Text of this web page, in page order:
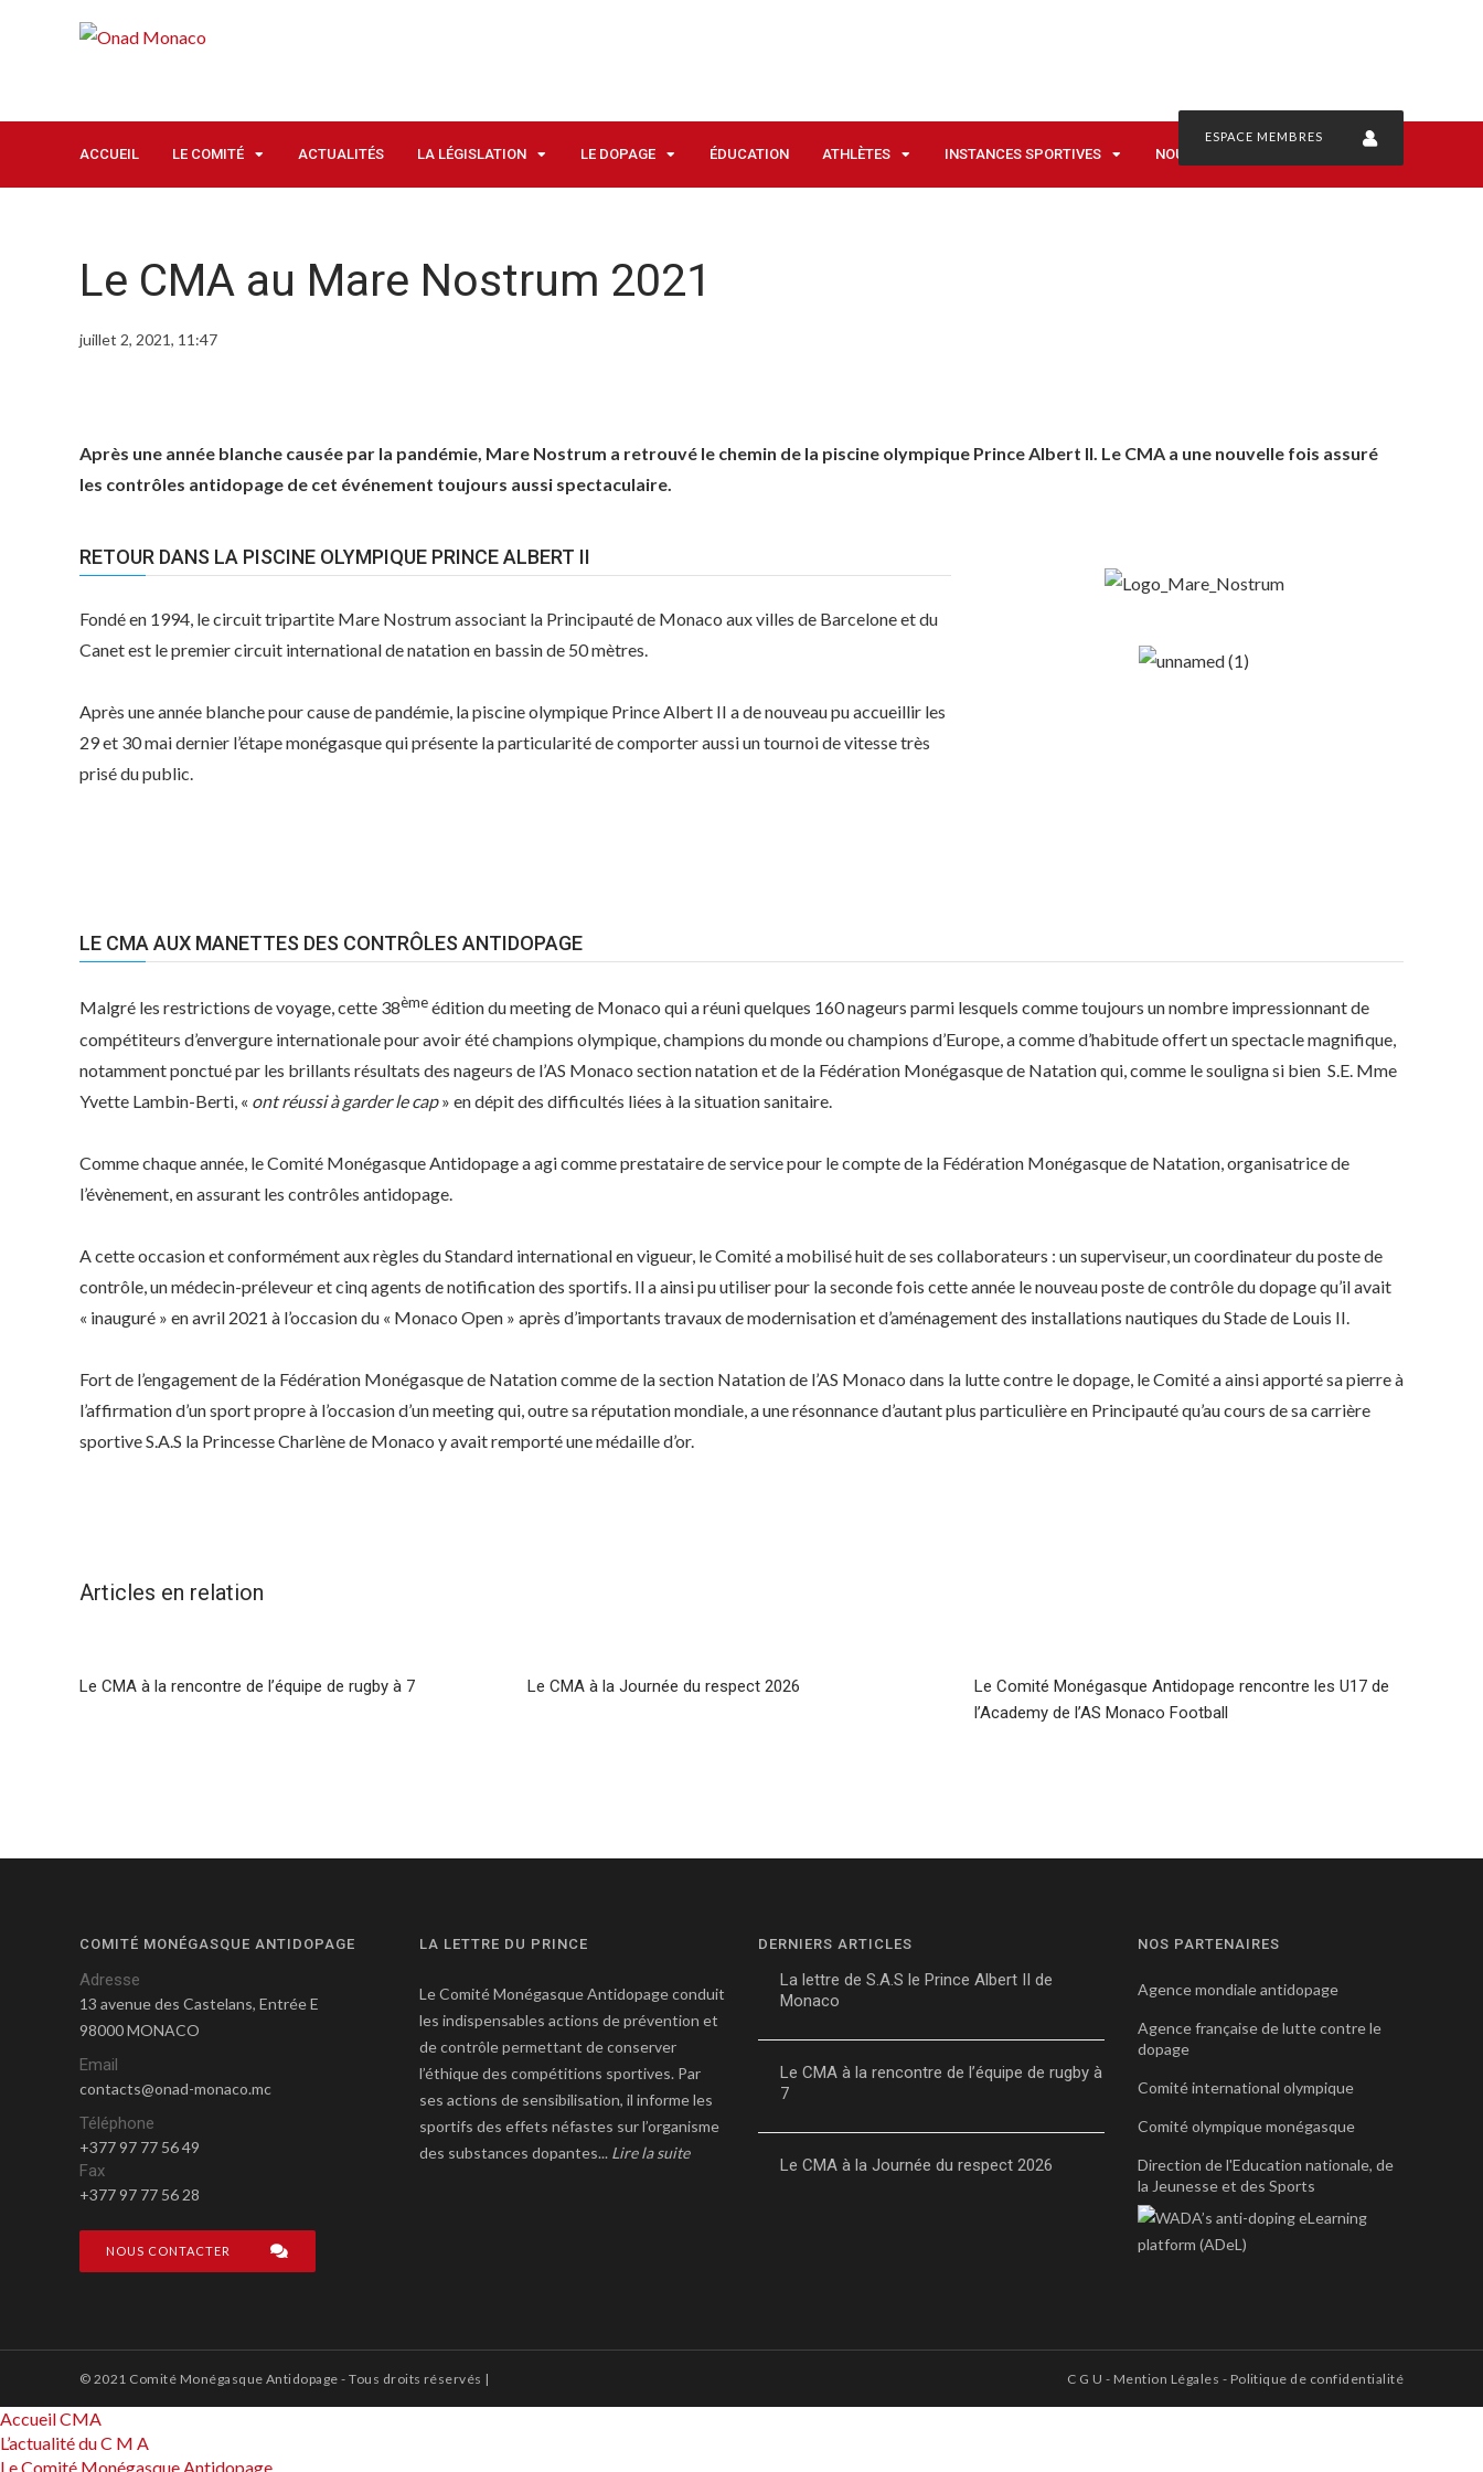
ESPACE MEMBRES
ACCUEIL LE COMITÉ ACTUALITÉS LA LÉGISLATION LE DOPAGE ÉDUCATION ATHLÈTES INSTANCES SPORTIVES NOUS CONTACTER
Le CMA au Mare Nostrum 2021
juillet 2, 2021, 11:47
Après une année blanche causée par la pandémie, Mare Nostrum a retrouvé le chemin de la piscine olympique Prince Albert II. Le CMA a une nouvelle fois assuré
les contrôles antidopage de cet événement toujours aussi spectaculaire.
RETOUR DANS LA PISCINE OLYMPIQUE PRINCE ALBERT II
Fondé en 1994, le circuit tripartite Mare Nostrum associant la Principauté de Monaco aux villes de Barcelone et du
Canet est le premier circuit international de natation en bassin de 50 mètres.
Après une année blanche pour cause de pandémie, la piscine olympique Prince Albert II a de nouveau pu accueillir les
29 et 30 mai dernier l’étape monégasque qui présente la particularité de comporter aussi un tournoi de vitesse très
prisé du public.
LE CMA AUX MANETTES DES CONTRÔLES ANTIDOPAGE
Malgré les restrictions de voyage, cette 38èmeédition du meeting de Monaco qui a réuni quelques 160 nageurs parmi lesquels comme toujours un nombre impressionnant de
compétiteurs d’envergure internationale pour avoir été champions olympique, champions du monde ou champions d’Europe, a comme d’habitude offert un spectacle magnifique,
notamment ponctué par les brillants résultats des nageurs de l’AS Monaco section natation et de la Fédération Monégasque de Natation qui, comme le souligna si bien S.E. Mme
Yvette Lambin-Berti, « ont réussi à garder le cap» en dépit des difficultés liées à la situation sanitaire.
Comme chaque année, le Comité Monégasque Antidopage a agi comme prestataire de service pour le compte de la Fédération Monégasque de Natation, organisatrice de
l’évènement, en assurant les contrôles antidopage.
A cette occasion et conformément aux règles du Standard international en vigueur, le Comité a mobilisé huit de ses collaborateurs : un superviseur, un coordinateur du poste de
contrôle, un médecin-préleveur et cinq agents de notification des sportifs. Il a ainsi pu utiliser pour la seconde fois cette année le nouveau poste de contrôle du dopage qu’il avait
« inauguré » en avril 2021 à l’occasion du « Monaco Open » après d’importants travaux de modernisation et d’aménagement des installations nautiques du Stade de Louis II.
Fort de l’engagement de la Fédération Monégasque de Natation comme de la section Natation de l’AS Monaco dans la lutte contre le dopage, le Comité a ainsi apporté sa pierre à
l’affirmation d’un sport propre à l’occasion d’un meeting qui, outre sa réputation mondiale, a une résonnance d’autant plus particulière en Principauté qu’au cours de sa carrière
sportive S.A.S la Princesse Charlène de Monaco y avait remporté une médaille d’or.
Articles en relation
Le CMA à la rencontre de l’équipe de rugby à 7 Le CMA à la Journée du respect 2026
Le Comité Monégasque Antidopage rencontre les U17 de
l’Academy de l’AS Monaco Football
COMITÉ MONÉGASQUE ANTIDOPAGE
Adresse
13 avenue des Castelans, Entrée E
98000 MONACO
Email
contacts@onad-monaco.mc
Téléphone
+377 97 77 56 49
Fax
+377 97 77 56 28
NOUS CONTACTER
LA LETTRE DU PRINCE
Le Comité Monégasque Antidopage conduit
les indispensables actions de prévention et
de contrôle permettant de conserver
l’éthique des compétitions sportives. Par
ses actions de sensibilisation, il informe les
sportifs des effets néfastes sur l’organisme
des substances dopantes... Lire la suite
DERNIERS ARTICLES
La lettre de S.A.S le Prince Albert II de
Monaco
Le CMA à la rencontre de l’équipe de rugby à
7
Le CMA à la Journée du respect 2026
NOS PARTENAIRES
Agence mondiale antidopage
Agence française de lutte contre le
dopage
Comité international olympique
Comité olympique monégasque
Direction de l'Education nationale, de
la Jeunesse et des Sports
© 2021 Comité Monégasque Antidopage - Tous droits réservés | C G U - Mention Légales - Politique de confidentialité
Accueil CMA
L’actualité du C M A
Le Comité Monégasque Antidopage